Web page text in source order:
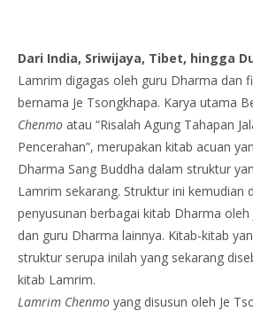
Dari India, Sriwijaya, Tibet, hingga
Lamrim digagas oleh guru Dharma dan
bernama Je Tsongkhapa. Karya utama
Chenmo atau “Risalah Agung Tahapan
Pencerahan”, merupakan kitab acuan
Dharma Sang Buddha dalam struktur
Lamrim sekarang. Struktur ini kemudian
penyusunan berbagai kitab Dharma oleh
dan guru Dharma lainnya. Kitab-kitab
struktur serupa inilah yang sekarang
kitab Lamrim.
Lamrim Chenmo yang disusun oleh Je